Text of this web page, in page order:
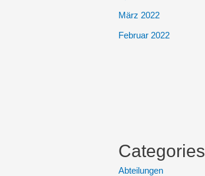
März 2022
Februar 2022
Categories
Abteilungen